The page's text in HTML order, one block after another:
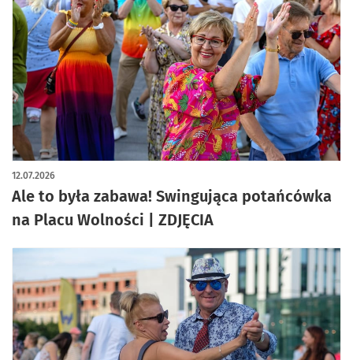
Ale to była zabawa! Swingująca potańcówka
na Placu Wolności | ZDJĘCIA
12.07.2026
artykuł z galerią zdjęć